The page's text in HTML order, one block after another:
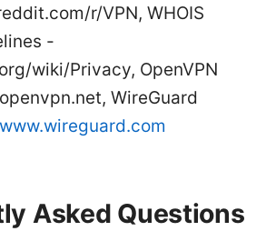
r/VPN, WHOIS
-
wiki/Privacy, OpenVPN
WireGuard
www.wireguard.com
Asked Questions